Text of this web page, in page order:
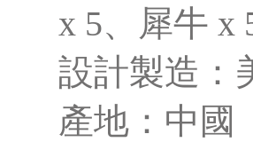
x 5、犀牛 x
設計製造：
產地：中國